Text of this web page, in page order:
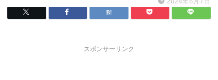
スポンサーリンク